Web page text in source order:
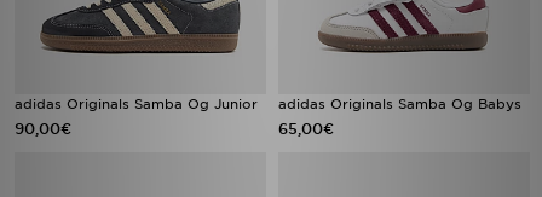
adidas Originals Samba Og Junior
90,00€
adidas Originals Samba Og Babys
65,00€